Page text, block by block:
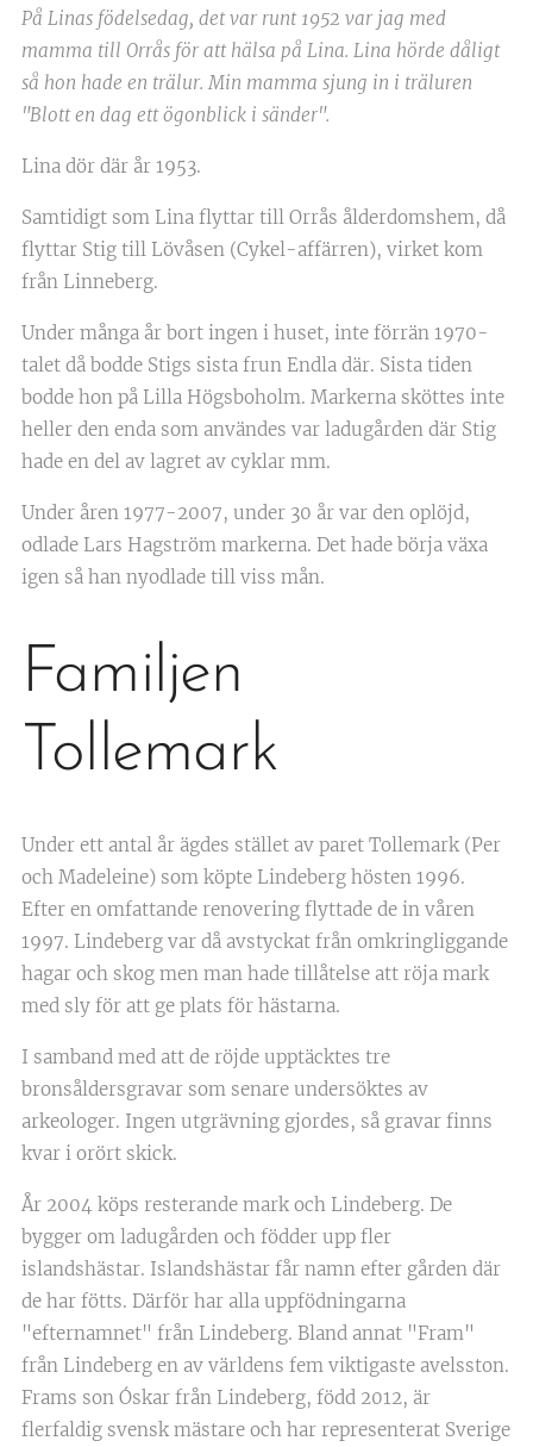
På Linas födelsedag, det var runt 1952 var jag med
mamma till Orrås för att hälsa på Lina. Lina hörde dåligt
så hon hade en trälur. Min mamma sjung in i träluren
"Blott en dag ett ögonblick i sänder".
Lina dör där år 1953.
Samtidigt som Lina flyttar till Orrås ålderdomshem, då
flyttar Stig till Lövåsen (Cykel-affärren), virket kom
från Linneberg.
Under många år bort ingen i huset, inte förrän 1970-
talet då bodde Stigs sista frun Endla där. Sista tiden
bodde hon på Lilla Högsboholm. Markerna sköttes inte
heller den enda som användes var ladugården där Stig
hade en del av lagret av cyklar mm.
Under åren 1977-2007, under 30 år var den oplöjd,
odlade Lars Hagström markerna. Det hade börja växa
igen så han nyodlade till viss mån.
Familjen
Tollemark
Under ett antal år ägdes stället av paret Tollemark (Per
och Madeleine) som köpte Lindeberg hösten 1996.
Efter en omfattande renovering flyttade de in våren
1997. Lindeberg var då avstyckat från omkringliggande
hagar och skog men man hade tillåtelse att röja mark
med sly för att ge plats för hästarna.
I samband med att de röjde upptäcktes tre
bronsåldersgravar som senare undersöktes av
arkeologer. Ingen utgrävning gjordes, så gravar finns
kvar i orört skick.
År 2004 köps resterande mark och Lindeberg. De
bygger om ladugården och födder upp fler
islandshästar. Islandshästar får namn efter gården där
de har fötts. Därför har alla uppfödningarna
"efternamnet" från Lindeberg. Bland annat "Fram"
från Lindeberg en av världens fem viktigaste avelsston.
Frams son Óskar från Lindeberg, född 2012, är
flerfaldig svensk mästare och har representerat Sverige